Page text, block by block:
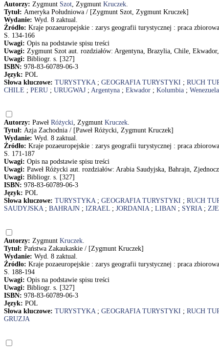
Autorzy: Zygmunt Szot, Zygmunt Kruczek.
Tytuł: Ameryka Południowa / [Zygmunt Szot, Zygmunt Kruczek]
Wydanie: Wyd. 8 zaktual.
Źródło: Kraje pozaeuropejskie : zarys geografii turystycznej : praca
S. 134-166
Uwagi: Opis na podstawie spisu treści
Uwagi: Zygmunt Szot aut. rozdziałów: Argentyna, Brazylia, Chile,
Uwagi: Bibliogr. s. [327]
ISBN: 978-83-60789-06-3
Język: POL
Słowa kluczowe: TURYSTYKA; GEOGRAFIA TURYSTYKI ; RUCH
CHILE ; PERU ; URUGWAJ ; Argentyna ; Ekwador ; Kolumbia ; Wenezuela
Autorzy: Paweł Różycki, Zygmunt Kruczek.
Tytuł: Azja Zachodnia / [Paweł Różycki, Zygmunt Kruczek]
Wydanie: Wyd. 8 zaktual.
Źródło: Kraje pozaeuropejskie : zarys geografii turystycznej : praca
S. 171-187
Uwagi: Opis na podstawie spisu treści
Uwagi: Paweł Różycki aut. rozdziałów: Arabia Saudyjska, Bahrajn,
Uwagi: Bibliogr. s. [327]
ISBN: 978-83-60789-06-3
Język: POL
Słowa kluczowe: TURYSTYKA; GEOGRAFIA TURYSTYKI ; RUCH
SAUDYJSKA; BAHRAJN ; IZRAEL ; JORDANIA; LIBAN ; SYRIA;
Autorzy: Zygmunt Kruczek.
Tytuł: Państwa Zakaukaskie / [Zygmunt Kruczek]
Wydanie: Wyd. 8 zaktual.
Źródło: Kraje pozaeuropejskie : zarys geografii turystycznej : praca
S. 188-194
Uwagi: Opis na podstawie spisu treści
Uwagi: Bibliogr. s. [327]
ISBN: 978-83-60789-06-3
Język: POL
Słowa kluczowe: TURYSTYKA; GEOGRAFIA TURYSTYKI ; RUCH
GRUZJA